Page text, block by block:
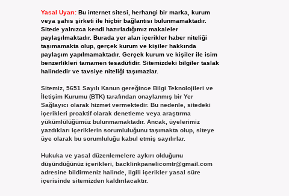
Yasal Uyarı: Bu internet sitesi, herhangi bir marka, kurum
veya şahıs şirketi ile hiçbir bağlantısı bulunmamaktadır.
Sitede yalnızca kendi hazırladığımız makaleler
paylaşılmaktadır. Burada yer alan içerikler haber niteliği
taşımamakta olup, gerçek kurum ve kişiler hakkında
paylaşım yapılmamaktadır. Gerçek kurum ve kişiler ile isim
benzerlikleri tamamen tesadüfidir. Sitemizdeki bilgiler taslak
halindedir ve tavsiye niteliği taşımazlar.
Sitemiz, 5651 Sayılı Kanun gereğince Bilgi Teknolojileri ve
İletişim Kurumu (BTK) tarafından onaylanmış bir Yer
Sağlayıcı olarak hizmet vermektedir. Bu nedenle, sitedeki
içerikleri proaktif olarak denetleme veya araştırma
yükümlülüğümüz bulunmamaktadır. Ancak, üyelerimiz
yazdıkları içeriklerin sorumluluğunu taşımakta olup, siteye
üye olarak bu sorumluluğu kabul etmiş sayılırlar.
Hukuka ve yasal düzenlemelere aykırı olduğunu
düşündüğünüz içerikleri, backlinkpanelicomtr@gmail.com
adresine bildirmeniz halinde, ilgili içerikler yasal süre
içerisinde sitemizden kaldırılacaktır.